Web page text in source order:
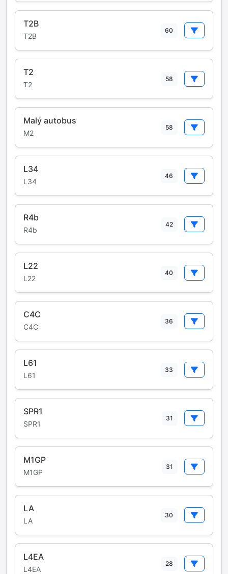
T2B
T2B
60
T2
T2
58
Malý autobus
M2
58
L34
L34
46
R4b
R4b
42
L22
L22
40
C4C
C4C
36
L61
L61
33
SPR1
SPR1
31
M1GP
M1GP
31
LA
LA
30
L4EA
L4EA
28